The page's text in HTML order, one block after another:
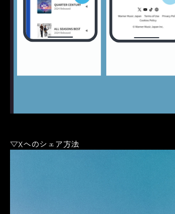
▽Xへのシェア方法